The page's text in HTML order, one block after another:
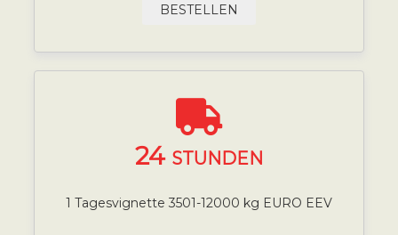
BESTELLEN
24 STUNDEN
1 Tagesvignette 3501-12000 kg EURO EEV